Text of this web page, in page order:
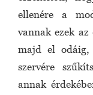
ellenére a
vannak ezek
majd el odáig,
szervére
annak